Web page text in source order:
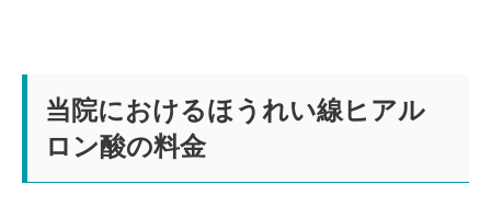
当院におけるほうれい線ヒアル
ロン酸の料金